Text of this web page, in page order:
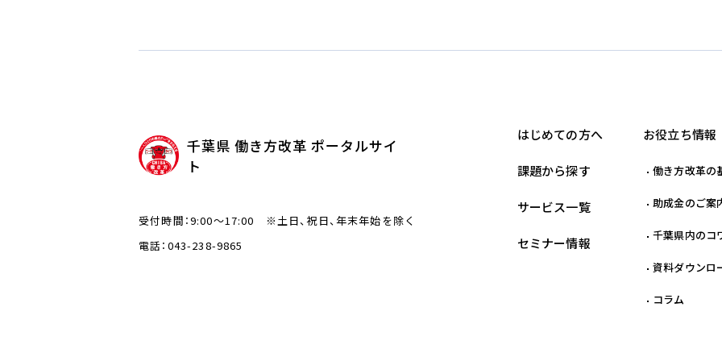
千葉県 働き方改革 ポータルサイ
ト
受付時間：9:00～17:00 ※土日、祝日、年末年始を除く
電話：043-238-9865
はじめての方へ
課題から探す
サービス一覧
セミナー情報
お役立ち情報
働き方改革の
助成金のご案
千葉県内のコ
資料ダウンロ
コラム